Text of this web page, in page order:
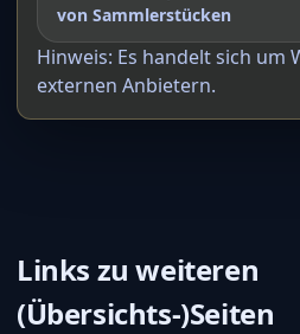
von Sammlerstücken
Hinweis: Es handelt sich um
externen Anbietern.
Links zu weiteren
(Übersichts-)Seiten